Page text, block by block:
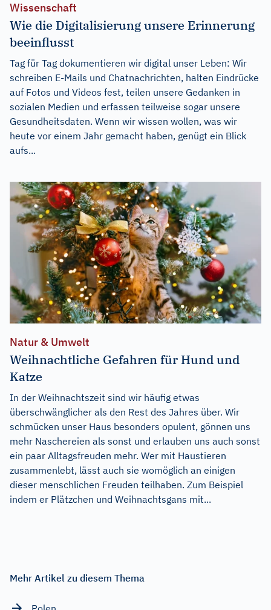
Wissenschaft
Wie die Digitalisierung unsere Erinnerung
beeinflusst
Tag für Tag dokumentieren wir digital unser Leben: Wir
schreiben E-Mails und Chatnachrichten, halten Eindrücke
auf Fotos und Videos fest, teilen unsere Gedanken in
sozialen Medien und erfassen teilweise sogar unsere
Gesundheitsdaten. Wenn wir wissen wollen, was wir
heute vor einem Jahr gemacht haben, genügt ein Blick
aufs...
Natur & Umwelt
Weihnachtliche Gefahren für Hund und
Katze
In der Weihnachtszeit sind wir häufig etwas
überschwänglicher als den Rest des Jahres über. Wir
schmücken unser Haus besonders opulent, gönnen uns
mehr Naschereien als sonst und erlauben uns auch sonst
ein paar Alltagsfreuden mehr. Wer mit Haustieren
zusammenlebt, lässt auch sie womöglich an einigen
dieser menschlichen Freuden teilhaben. Zum Beispiel
indem er Plätzchen und Weihnachtsgans mit...
Mehr Artikel zu diesem Thema